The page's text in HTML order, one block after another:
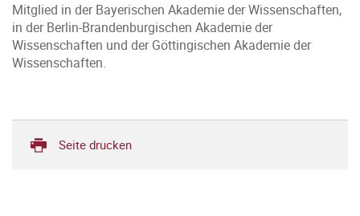
Mitglied in der Bayerischen Akademie der Wissenschaften,
in der Berlin-Brandenburgischen Akademie der
Wissenschaften und der Göttingischen Akademie der
Wissenschaften.
Seite drucken